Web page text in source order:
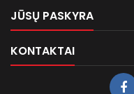
JŪSŲ PASKYRA
KONTAKTAI